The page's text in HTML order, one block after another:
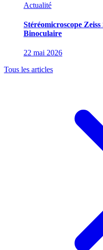
Actualité
Stéréomicroscope
Binoculaire
22 mai 2026
Tous les articles